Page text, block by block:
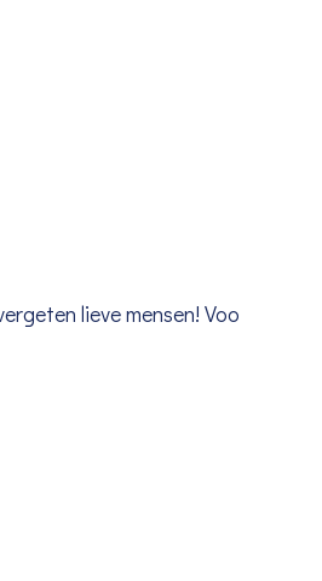
lieve mensen! Voo